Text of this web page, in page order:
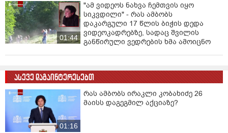
01:44
"ამ ვიდეოს ნახვა ჩემთვის იყო
სიკვდილი" - რას ამბობს
დაკარგული 17 წლის ბიჭის დედა
ვიდეოკადრებზე, სადაც შვილის
განწირული ვედრების ხმა ამოიცნო
ასევე დაგაინტერესებთ
01:16
რას ამბობს ირაკლი კობახიძე 26
მაისს დაგეგმილ აქციაზე?